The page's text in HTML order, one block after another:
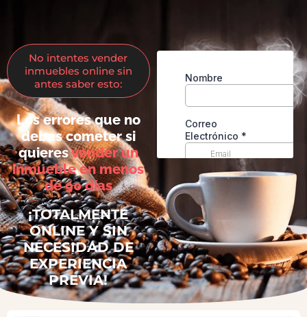
No intentes vender
inmuebles online sin
antes saber esto:
Los errores que no
debes cometer si
quieresvender un
inmueble en menos
de 90 días
¡TOTALMENTE
ONLINE Y SIN
NECESIDAD DE
EXPERIENCIA
PREVIA!